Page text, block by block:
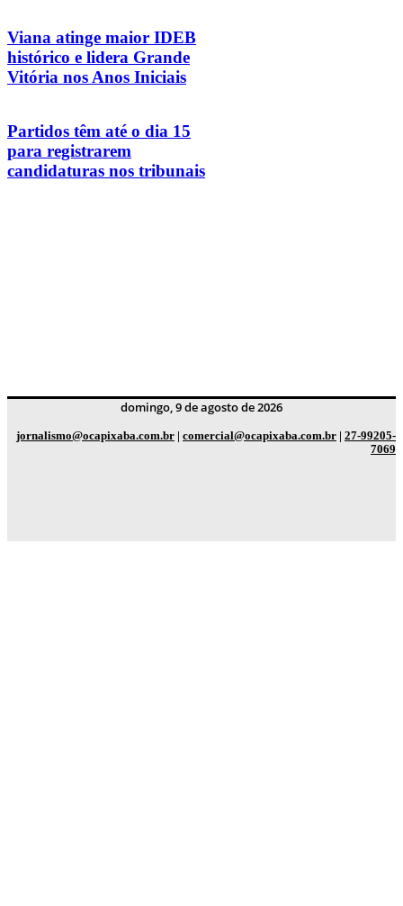
Viana atinge maior IDEB
histórico e lidera Grande
Vitória nos Anos Iniciais
Partidos têm até o dia 15
para registrarem
candidaturas nos tribunais
domingo, 9 de agosto de 2026
jornalismo@ocapixaba.com.br | comercial@ocapixaba.com.br | 27-99205-
7069